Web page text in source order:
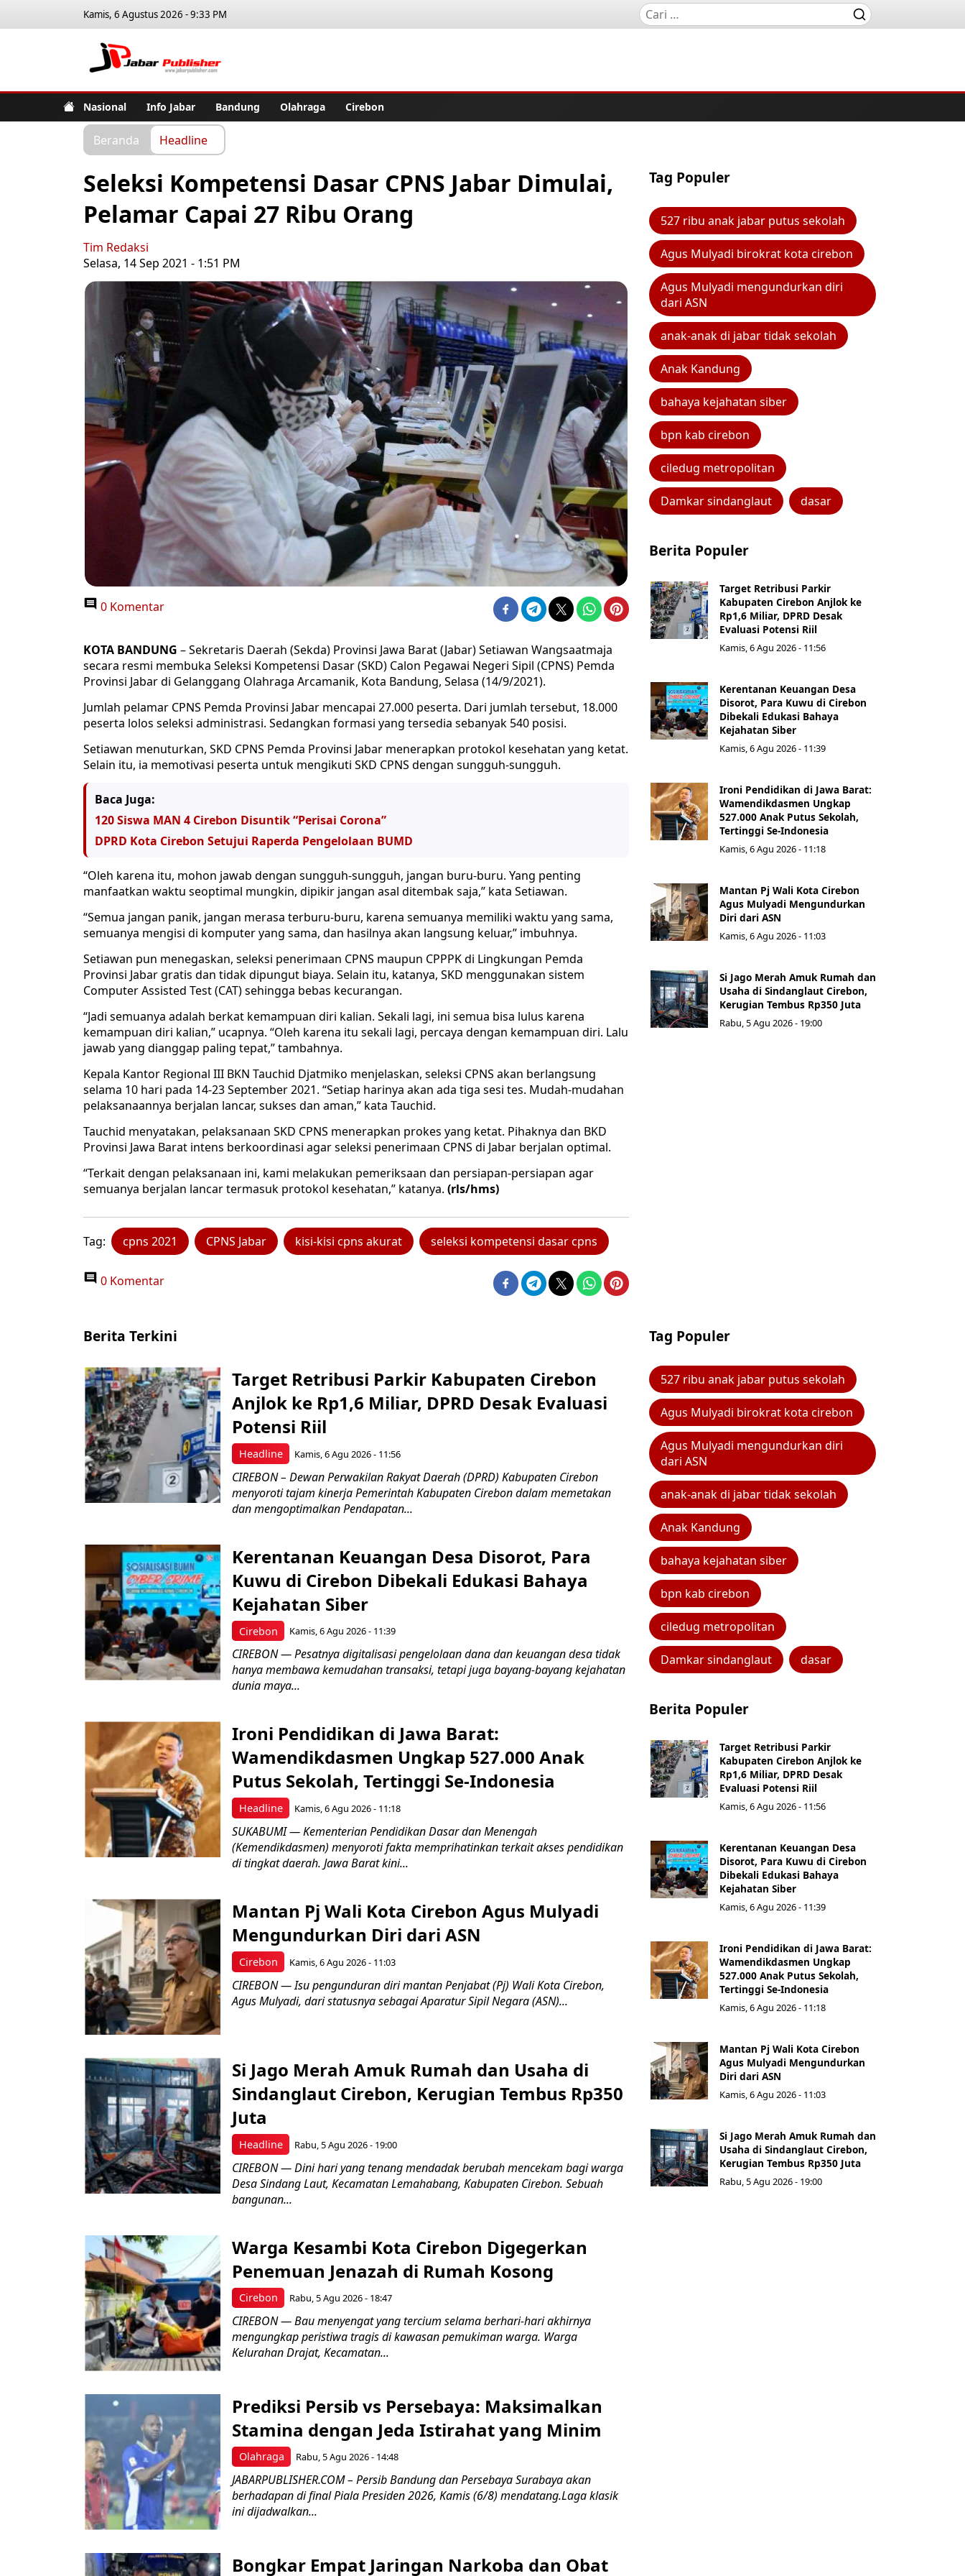
Kamis, 6 Agustus 2026 - 9:33 PM
Nasional Info Jabar Bandung Olahraga Cirebon
Beranda Headline
Seleksi Kompetensi Dasar CPNS Jabar Dimulai,
Pelamar Capai 27 Ribu Orang
Tim Redaksi
Selasa, 14 Sep 2021 - 1:51 PM
0 Komentar
KOTA BANDUNG – Sekretaris Daerah (Sekda) Provinsi Jawa Barat (Jabar) Setiawan Wangsaatmaja
secara resmi membuka Seleksi Kompetensi Dasar (SKD) Calon Pegawai Negeri Sipil (CPNS) Pemda
Provinsi Jabar di Gelanggang Olahraga Arcamanik, Kota Bandung, Selasa (14/9/2021).
Jumlah pelamar CPNS Pemda Provinsi Jabar mencapai 27.000 peserta. Dari jumlah tersebut, 18.000
peserta lolos seleksi administrasi. Sedangkan formasi yang tersedia sebanyak 540 posisi.
Setiawan menuturkan, SKD CPNS Pemda Provinsi Jabar menerapkan protokol kesehatan yang ketat.
Selain itu, ia memotivasi peserta untuk mengikuti SKD CPNS dengan sungguh-sungguh.
Baca Juga:
120 Siswa MAN 4 Cirebon Disuntik “Perisai Corona”
DPRD Kota Cirebon Setujui Raperda Pengelolaan BUMD
“Oleh karena itu, mohon jawab dengan sungguh-sungguh, jangan buru-buru. Yang penting
manfaatkan waktu seoptimal mungkin, dipikir jangan asal ditembak saja,” kata Setiawan.
“Semua jangan panik, jangan merasa terburu-buru, karena semuanya memiliki waktu yang sama,
semuanya mengisi di komputer yang sama, dan hasilnya akan langsung keluar,” imbuhnya.
Setiawan pun menegaskan, seleksi penerimaan CPNS maupun CPPPK di Lingkungan Pemda
Provinsi Jabar gratis dan tidak dipungut biaya. Selain itu, katanya, SKD menggunakan sistem
Computer Assisted Test (CAT) sehingga bebas kecurangan.
“Jadi semuanya adalah berkat kemampuan diri kalian. Sekali lagi, ini semua bisa lulus karena
kemampuan diri kalian,” ucapnya. “Oleh karena itu sekali lagi, percaya dengan kemampuan diri. Lalu
jawab yang dianggap paling tepat,” tambahnya.
Kepala Kantor Regional III BKN Tauchid Djatmiko menjelaskan, seleksi CPNS akan berlangsung
selama 10 hari pada 14-23 September 2021. “Setiap harinya akan ada tiga sesi tes. Mudah-mudahan
pelaksanaannya berjalan lancar, sukses dan aman,” kata Tauchid.
Tauchid menyatakan, pelaksanaan SKD CPNS menerapkan prokes yang ketat. Pihaknya dan BKD
Provinsi Jawa Barat intens berkoordinasi agar seleksi penerimaan CPNS di Jabar berjalan optimal.
“Terkait dengan pelaksanaan ini, kami melakukan pemeriksaan dan persiapan-persiapan agar
semuanya berjalan lancar termasuk protokol kesehatan,” katanya. (rls/hms)
Tag: cpns 2021 CPNS Jabar kisi-kisi cpns akurat seleksi kompetensi dasar cpns
0 Komentar
Tag Populer
527 ribu anak jabar putus sekolah
Agus Mulyadi birokrat kota cirebon
Agus Mulyadi mengundurkan diri
dari ASN
anak-anak di jabar tidak sekolah
Anak Kandung
bahaya kejahatan siber
bpn kab cirebon
ciledug metropolitan
Damkar sindanglaut dasar
Berita Populer
Target Retribusi Parkir
Kabupaten Cirebon Anjlok ke
Rp1,6 Miliar, DPRD Desak
Evaluasi Potensi Riil
Kamis, 6 Agu 2026 - 11:56
Kerentanan Keuangan Desa
Disorot, Para Kuwu di Cirebon
Dibekali Edukasi Bahaya
Kejahatan Siber
Kamis, 6 Agu 2026 - 11:39
Ironi Pendidikan di Jawa Barat:
Wamendikdasmen Ungkap
527.000 Anak Putus Sekolah,
Tertinggi Se-Indonesia
Kamis, 6 Agu 2026 - 11:18
Mantan Pj Wali Kota Cirebon
Agus Mulyadi Mengundurkan
Diri dari ASN
Kamis, 6 Agu 2026 - 11:03
Si Jago Merah Amuk Rumah dan
Usaha di Sindanglaut Cirebon,
Kerugian Tembus Rp350 Juta
Rabu, 5 Agu 2026 - 19:00
Berita Terkini
Headline
Target Retribusi Parkir Kabupaten Cirebon
Anjlok ke Rp1,6 Miliar, DPRD Desak Evaluasi
Potensi Riil
Kamis, 6 Agu 2026 - 11:56
CIREBON – Dewan Perwakilan Rakyat Daerah (DPRD) Kabupaten Cirebon
menyoroti tajam kinerja Pemerintah Kabupaten Cirebon dalam memetakan
dan mengoptimalkan Pendapatan...
Cirebon
Kerentanan Keuangan Desa Disorot, Para
Kuwu di Cirebon Dibekali Edukasi Bahaya
Kejahatan Siber
Kamis, 6 Agu 2026 - 11:39
CIREBON — Pesatnya digitalisasi pengelolaan dana dan keuangan desa tidak
hanya membawa kemudahan transaksi, tetapi juga bayang-bayang kejahatan
dunia maya...
Headline
Ironi Pendidikan di Jawa Barat:
Wamendikdasmen Ungkap 527.000 Anak
Putus Sekolah, Tertinggi Se-Indonesia
Kamis, 6 Agu 2026 - 11:18
SUKABUMI — Kementerian Pendidikan Dasar dan Menengah
(Kemendikdasmen) menyoroti fakta memprihatinkan terkait akses pendidikan
di tingkat daerah. Jawa Barat kini...
Cirebon
Mantan Pj Wali Kota Cirebon Agus Mulyadi
Mengundurkan Diri dari ASN
Kamis, 6 Agu 2026 - 11:03
CIREBON — Isu pengunduran diri mantan Penjabat (Pj) Wali Kota Cirebon,
Agus Mulyadi, dari statusnya sebagai Aparatur Sipil Negara (ASN)...
Headline
Si Jago Merah Amuk Rumah dan Usaha di
Sindanglaut Cirebon, Kerugian Tembus Rp350
Juta
Rabu, 5 Agu 2026 - 19:00
CIREBON — Dini hari yang tenang mendadak berubah mencekam bagi warga
Desa Sindang Laut, Kecamatan Lemahabang, Kabupaten Cirebon. Sebuah
bangunan...
Cirebon
Warga Kesambi Kota Cirebon Digegerkan
Penemuan Jenazah di Rumah Kosong
Rabu, 5 Agu 2026 - 18:47
CIREBON — Bau menyengat yang tercium selama berhari-hari akhirnya
mengungkap peristiwa tragis di kawasan pemukiman warga. Warga
Kelurahan Drajat, Kecamatan...
Olahraga
Prediksi Persib vs Persebaya: Maksimalkan
Stamina dengan Jeda Istirahat yang Minim
Rabu, 5 Agu 2026 - 14:48
JABARPUBLISHER.COM – Persib Bandung dan Persebaya Surabaya akan
berhadapan di final Piala Presiden 2026, Kamis (6/8) mendatang.Laga klasik
ini dijadwalkan...
Bongkar Empat Jaringan Narkoba dan Obat
Tag Populer
527 ribu anak jabar putus sekolah
Agus Mulyadi birokrat kota cirebon
Agus Mulyadi mengundurkan diri
dari ASN
anak-anak di jabar tidak sekolah
Anak Kandung
bahaya kejahatan siber
bpn kab cirebon
ciledug metropolitan
Damkar sindanglaut dasar
Berita Populer
Target Retribusi Parkir
Kabupaten Cirebon Anjlok ke
Rp1,6 Miliar, DPRD Desak
Evaluasi Potensi Riil
Kamis, 6 Agu 2026 - 11:56
Kerentanan Keuangan Desa
Disorot, Para Kuwu di Cirebon
Dibekali Edukasi Bahaya
Kejahatan Siber
Kamis, 6 Agu 2026 - 11:39
Ironi Pendidikan di Jawa Barat:
Wamendikdasmen Ungkap
527.000 Anak Putus Sekolah,
Tertinggi Se-Indonesia
Kamis, 6 Agu 2026 - 11:18
Mantan Pj Wali Kota Cirebon
Agus Mulyadi Mengundurkan
Diri dari ASN
Kamis, 6 Agu 2026 - 11:03
Si Jago Merah Amuk Rumah dan
Usaha di Sindanglaut Cirebon,
Kerugian Tembus Rp350 Juta
Rabu, 5 Agu 2026 - 19:00